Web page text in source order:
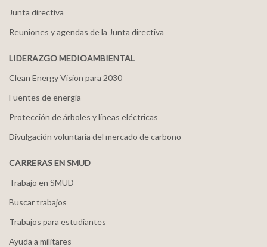
Junta directiva
Reuniones y agendas de la Junta directiva
LIDERAZGO MEDIOAMBIENTAL
Clean Energy Vision para 2030
Fuentes de energía
Protección de árboles y líneas eléctricas
Divulgación voluntaria del mercado de carbono
CARRERAS EN SMUD
Trabajo en SMUD
Buscar trabajos
Trabajos para estudiantes
Ayuda a militares